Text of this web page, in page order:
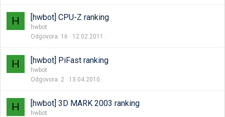
H [hwbot] CPU-Z ranking
hwbot
Odgovora 16 12.02.2011.
H [hwbot] PiFast ranking
hwbot
Odgovora 2 13.04.2010.
H [hwbot] 3D MARK 2003 ranking
hwbot